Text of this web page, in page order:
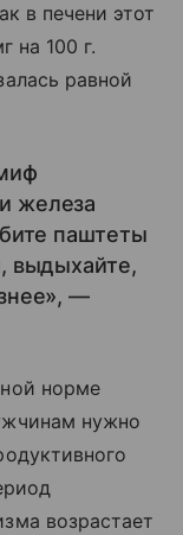
в печени этот
на 100 г.
равной
железа
паштеты
выдыхайте,
—
норме
нужно
возрастает